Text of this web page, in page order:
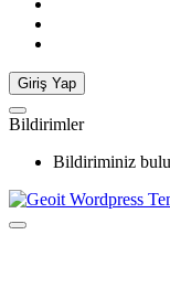
Giriş Yap
Bildirimler
Bildiriminiz